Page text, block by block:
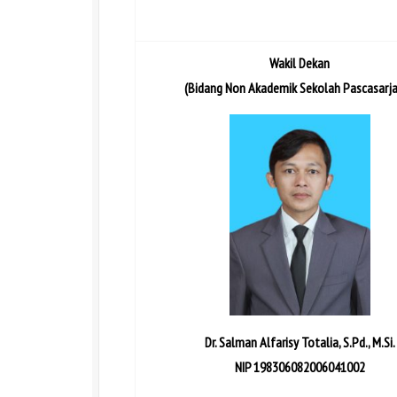
Wakil Dekan
(Bidang Non Akademik Sekolah
Dr. Salman Alfarisy Totalia, S.Pd., M.Si.
NIP 198306082006041002